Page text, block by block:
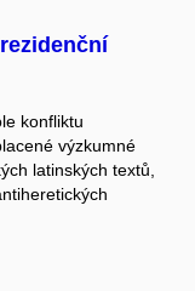
konfliktu
výzkumné
latinských textů,